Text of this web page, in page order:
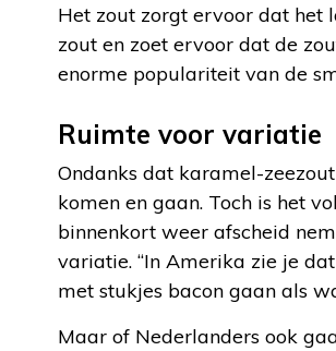
Het zout zorgt ervoor dat het
zout en zoet ervoor dat de
enorme populariteit van de
Ruimte voor variatie
Ondanks dat karamel-
komen en gaan. Toch is het
binnenkort weer afscheid
variatie. “In Amerika zie je
met stukjes bacon gaan als
Maar of Nederlanders ook